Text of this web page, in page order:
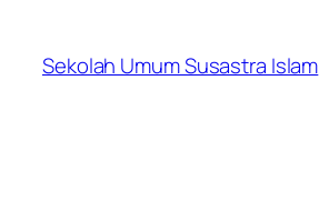
content
Sekolah Umum Susastra Islam